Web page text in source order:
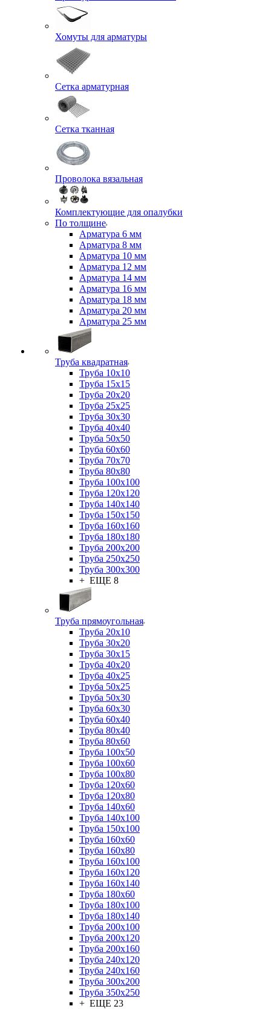
Хомуты для арматуры
Сетка арматурная
Сетка тканная
Проволока вязальная
Комплектующие для опалубки
По толщине
Арматура 6 мм
Арматура 8 мм
Арматура 10 мм
Арматура 12 мм
Арматура 14 мм
Арматура 16 мм
Арматура 18 мм
Арматура 20 мм
Арматура 25 мм
Труба квадратная
Труба 10x10
Труба 15x15
Труба 20x20
Труба 25x25
Труба 30x30
Труба 40x40
Труба 50x50
Труба 60x60
Труба 70x70
Труба 80x80
Труба 100x100
Труба 120x120
Труба 140x140
Труба 150x150
Труба 160x160
Труба 180x180
Труба 200x200
Труба 250x250
Труба 300x300
+ ЕЩЕ 8
Труба прямоугольная
Труба 20x10
Труба 30x20
Труба 30x15
Труба 40x20
Труба 40x25
Труба 50x25
Труба 50x30
Труба 60x30
Труба 60x40
Труба 80x40
Труба 80x60
Труба 100x50
Труба 100x60
Труба 100x80
Труба 120x60
Труба 120x80
Труба 140x60
Труба 140x100
Труба 150x100
Труба 160x60
Труба 160x80
Труба 160x100
Труба 160x120
Труба 160x140
Труба 180x60
Труба 180x100
Труба 180x140
Труба 200x100
Труба 200x120
Труба 200x160
Труба 240x120
Труба 240x160
Труба 300x200
Труба 350x250
+ ЕЩЕ 23